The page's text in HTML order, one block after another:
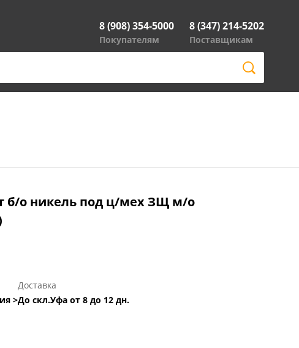
8 (908) 354-5000
Покупателям
8 (347) 214-5202
Поставщикам
б/о никель под ц/мех ЗЩ м/о
>
Доставка
До скл.Уфа от 8 до 12 дн.